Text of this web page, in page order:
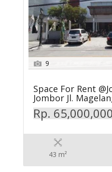
9
Space For Rent
Jombor Jl.
Rp.
43 m²